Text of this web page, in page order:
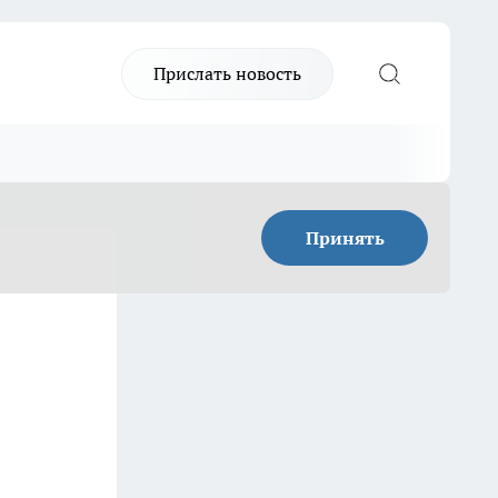
Прислать новость
Принять